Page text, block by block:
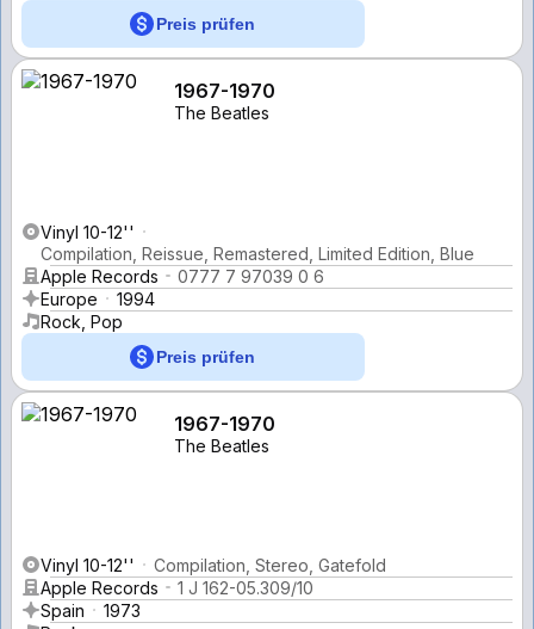
Preis prüfen
1967-1970
The Beatles
Vinyl 10-12''
Compilation, Reissue, Remastered, Limited Edition, Blue
Apple Records
0777 7 97039 0 6
Europe
1994
Rock, Pop
Preis prüfen
1967-1970
The Beatles
Vinyl 10-12''
Compilation, Stereo, Gatefold
Apple Records
1 J 162-05.309/10
Spain
1973